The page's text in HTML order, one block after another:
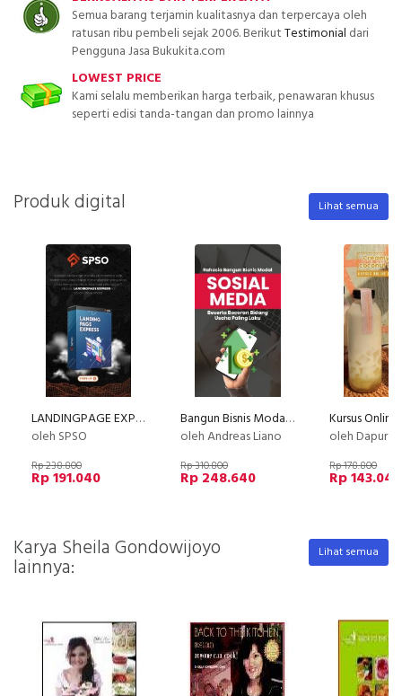
Semua barang terjamin kualitasnya dan terpercaya oleh
ratusan ribu pembeli sejak 2006. BerikutTestimonial dari
Pengguna Jasa Bukukita.com
LOWEST PRICE
Kami selalu memberikan harga terbaik, penawaran khusus
seperti edisi tanda-tangan dan promo lainnya
Produk digital Lihat semua
LANDINGPAGE EXPRESS
oleh SPSO
Rp 238.800
Rp 191.040
Bangun Bisnis Modal Sosial Media
oleh Andreas Liano
Rp 310.800
Rp 248.640
oleh Dapur
Rp 178.800
Rp 143.040
Karya Sheila Gondowijoyo
lainnya:
Lihat semua